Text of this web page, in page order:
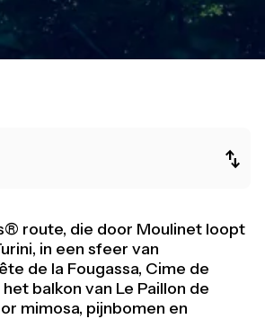
route, die door Moulinet loopt
in een sfeer van
de la Fougassa, Cime de
balkon van Le Paillon de
mimosa, pijnbomen en